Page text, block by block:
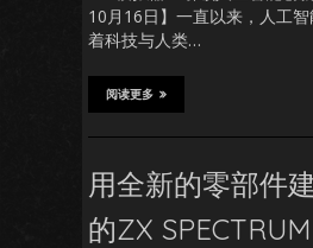
10月16日】一直以来，人工
着科技与人类…
阅读更多
用全新的零部件
的ZX SPECTRUM